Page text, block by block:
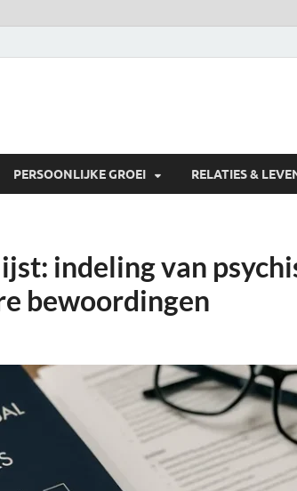
PERSOONLIJKE GROEI RELATIES &
indeling van
bewoordingen